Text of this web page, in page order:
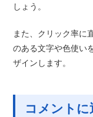
しょう。
また、クリック率に
のある文字や色使い
ザインします。
コメントに